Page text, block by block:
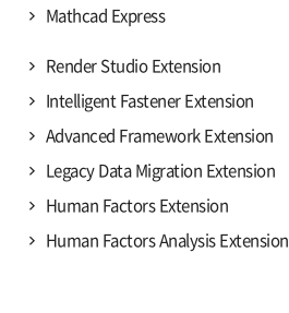
Mathcad Express
Render Studio Extension
Intelligent Fastener Extension
Advanced Framework Extension
Legacy Data Migration Extension
Human Factors Extension
Human Factors Analysis Extension